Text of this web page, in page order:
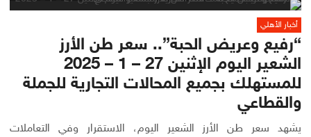
أخبار الأهلي
“رفيع وعريض الحبة”.. سعر طن الأرز
الشعير اليوم الإثنين 27 – 1 – 2025
للمستهلك بجميع المحالات التجارية للجملة
والقطاعي
يشهد سعر طن الأرز الشعير اليوم، الاستقرار وفي التعاملات